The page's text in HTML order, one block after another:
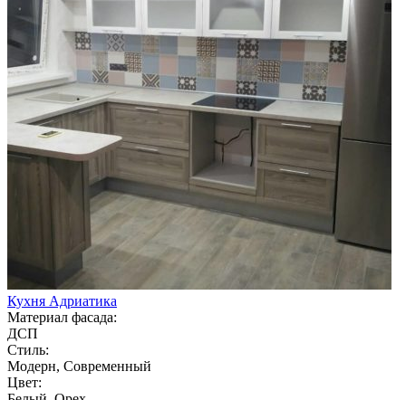
Кухня Адриатика
Материал фасада:
ДСП
Стиль:
Модерн, Современный
Цвет: